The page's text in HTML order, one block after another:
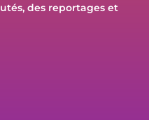
des reportages et